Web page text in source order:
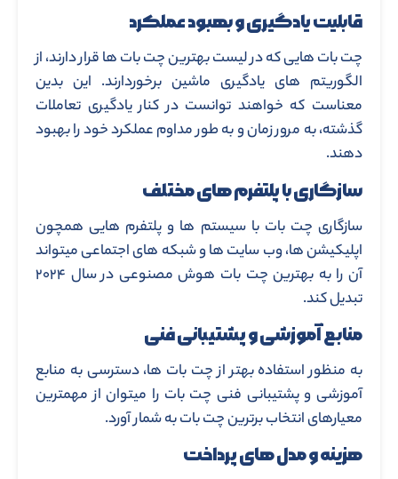
قابلیت یادگیری و بهبود عملکرد
چت بات هایی که در لیست بهترین چت بات ها قرار دارند، از
الگوریتم های یادگیری ماشین برخوردارند. این بدین
معناست که خواهند توانست در کنار یادگیری تعاملات
گذشته، به مرور زمان و به طور مداوم عملکرد خود را بهبود
دهند.
سازگاری با پلتفرم های مختلف
سازگاری چت بات با سیستم ها و پلتفرم هایی همچون
اپلیکیشن ها، وب سایت ها و شبکه های اجتماعی میتواند
آن را به بهترین چت بات هوش مصنوعی در سال ۲۰۲۴
تبدیل کند.
منابع آموزشی و پشتیبانی فنی
به منظور استفاده بهتر از چت بات ها، دسترسی به منابع
آموزشی و پشتیبانی فنی چت بات را میتوان از مهمترین
معیارهای انتخاب برترین چت بات به شمار آورد.
هزینه و مدل های پرداخت